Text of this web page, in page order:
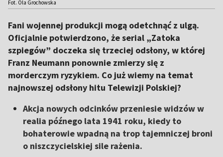
Fot. Ola Grochowska
Fani wojennej produkcji mogą odetchnąć z ulgą.
Oficjalnie potwierdzono, że serial „Zatoka
szpiegów” doczeka się trzeciej odsłony, w której
Franz Neumann ponownie zmierzy się z
morderczym ryzykiem. Co już wiemy na temat
najnowszej odsłony hitu Telewizji Polskiej?
Akcja nowych odcinków przeniesie widzów w
realia późnego lata 1941 roku, kiedy to
bohaterowie wpadną na trop tajemniczej broni
o niszczycielskiej sile rażenia.